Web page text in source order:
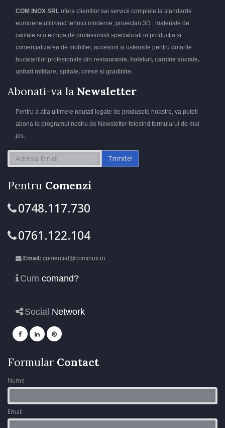
COM INOX SRL ofera clientilor sai servicii complete la standarde
europene utilizand tehnici moderne, proiectari 3D , materiale de
calitate si o echipa de profesionisti specializati in productia si
comercializarea de mobilier, accesorii si ustensile pentru dotarile
bucatariilor profesionale din restaurante, hoteluri, cantine sociale,
unitati militare, spitale, crese si gradinite.
Abonati-va la Newsletter
Pentru a afla ultimele noutati legate de produsele noastre, va puteti
abona la programul nostru de Newsletter folosind formularul de mai
jos.
Trimite!
Pentru Comenzi
0748.117.730
0761.122.104
Email: comercial@cominox.ro
Cum comand?
Social Network
Formular Contact
Nume
Email